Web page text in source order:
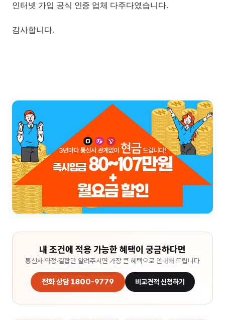
인터넷 가입 공식 인증 업체 다주다였습니다.
감사합니다.
내 조건에 적용 가능한 혜택이 궁금하다면
통신사·약정·결합만 알려주시면 가장 큰 혜택으로 안내해 드립니다
전화 상담 1800-9779 비교견적 신청하기